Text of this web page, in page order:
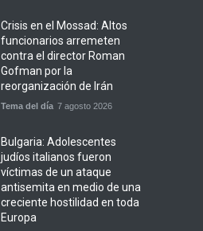
Crisis en el Mossad: Altos
funcionarios arremeten
contra el director Roman
Gofman por la
reorganización de Irán
Tema del día 7 agosto 2026
Bulgaria: Adolescentes
judíos italianos fueron
víctimas de un ataque
antisemita en medio de una
creciente hostilidad en toda
Europa